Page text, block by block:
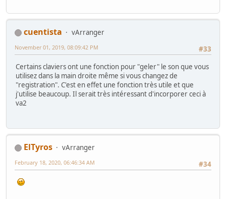
cuentista
vArranger
#33
November 01, 2019, 08:09:42 PM
Certains claviers ont une fonction pour "geler" le son que vous
utilisez dans la main droite même si vous changez de
"registration". C'est en effet une fonction très utile et que
j'utilise beaucoup. Il serait très intéressant d'incorporer ceci à
va2
ElTyros
vArranger
#34
February 18, 2020, 06:46:34 AM